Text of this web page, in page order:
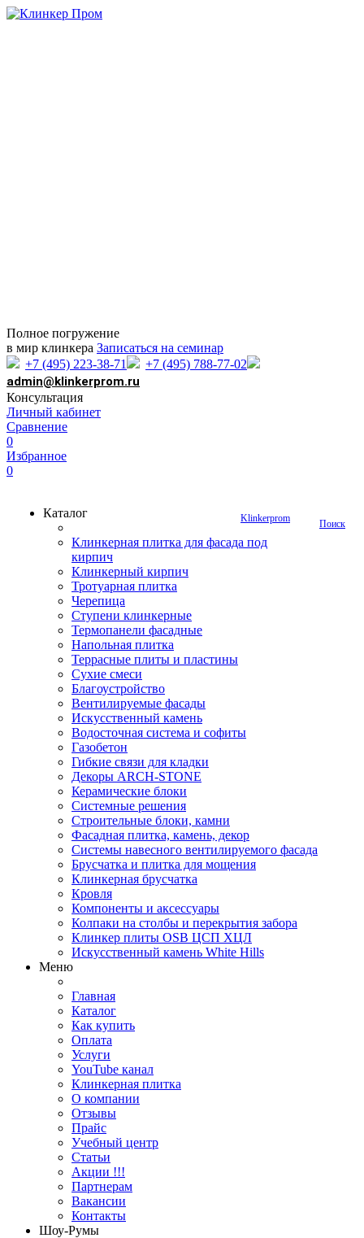
Полное погружение
в мир клинкера Записаться на семинар
+7 (495) 223-38-71
+7 (495) 788-77-02
admin@klinkerprom.ru
Консультация
Личный кабинет
Сравнение
0
Избранное
0
Поиск
Klinkerprom
Каталог
Клинкерная плитка для фасада под
кирпич
Клинкерный кирпич
Тротуарная плитка
Черепица
Ступени клинкерные
Термопанели фасадные
Напольная плитка
Террасные плиты и пластины
Сухие смеси
Благоустройство
Вентилируемые фасады
Искусственный камень
Водосточная система и софиты
Газобетон
Гибкие связи для кладки
Декоры ARCH-STONE
Керамические блоки
Системные решения
Строительные блоки, камни
Фасадная плитка, камень, декор
Системы навесного вентилируемого фасада
Брусчатка и плитка для мощения
Клинкерная брусчатка
Кровля
Компоненты и аксессуары
Колпаки на столбы и перекрытия забора
Клинкер плиты OSB ЦСП ХЦЛ
Искусственный камень White Hills
Меню
Главная
Каталог
Как купить
Оплата
Услуги
YouTube канал
Клинкерная плитка
О компании
Отзывы
Прайс
Учебный центр
Статьи
Акции !!!
Партнерам
Вакансии
Контакты
Шоу-Румы